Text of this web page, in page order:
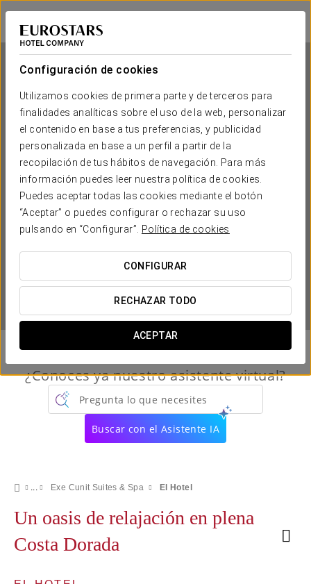
Configuración de cookies
Utilizamos cookies de primera parte y de terceros para
finalidades analíticas sobre el uso de la web, personalizar
el contenido en base a tus preferencias, y publicidad
personalizada en base a un perfil a partir de la
recopilación de tus hábitos de navegación. Para más
información puedes leer nuestra política de cookies.
Puedes aceptar todas las cookies mediante el botón
“Aceptar” o puedes configurar o rechazar su uso
pulsando en “Configurar”.
Política de cookies
CONFIGURAR
RECHAZAR TODO
ACEPTAR
Exe Cunit Suites & Spa
TARRAGONA - CUNIT
Exe Cunit Suites & Spa
TARRAGONA - CUNIT
¿CUÁNDO QUIERES IR?
¿Conoces ya nuestro asistente virtual?
Pregunta lo que necesites
Buscar con el Asistente IA
Exe Cunit Suites & Spa El Hotel
Un oasis de relajación en plena
Costa Dorada